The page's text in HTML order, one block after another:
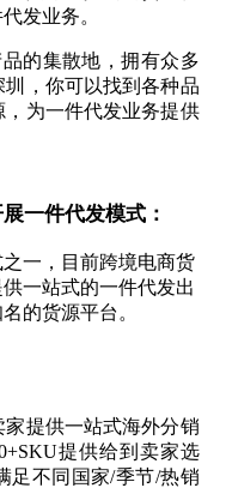
发业务。
的集散地，拥有众多
，你可以找到各种品
为一件代发业务提供
一件代发模式：
一，目前跨境电商货
一站式的一件代发出
的货源平台。
提供一站式海外分销
提供给到卖家选
足不同国家/季节/热销